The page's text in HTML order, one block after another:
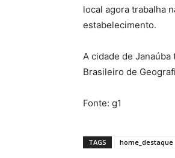
local agora trabalha
estabelecimento.
A cidade de
Brasileiro de
Fonte: g1
TAGS home_destaque